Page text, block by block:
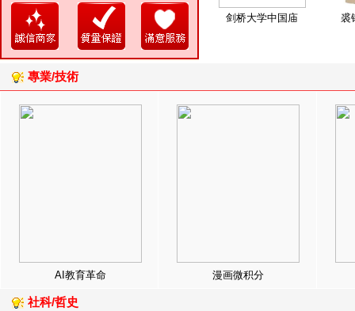
剑桥大学中国庙 裘
專業/技術
AI教育革命 漫画微积分
社科/哲史